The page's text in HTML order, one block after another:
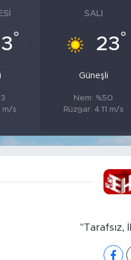
°
m/s
SALI
23°
Güneşli
Nem: %50
Rüzgar: 4.11 m/s
"Tarafsız,